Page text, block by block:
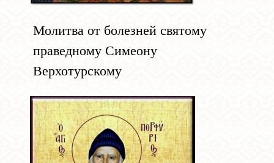
Молитва от болезней святому
праведному Симеону
Верхотурскому